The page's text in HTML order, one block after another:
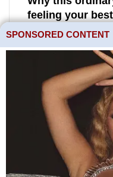
SPONSORED CONTENT